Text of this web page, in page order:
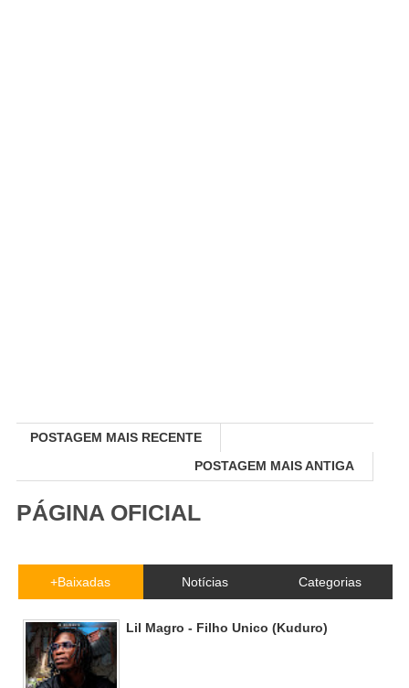
POSTAGEM MAIS RECENTE
POSTAGEM MAIS ANTIGA
PÁGINA OFICIAL
+Baixadas Notícias Categorias
Lil Magro - Filho Unico (Kuduro)